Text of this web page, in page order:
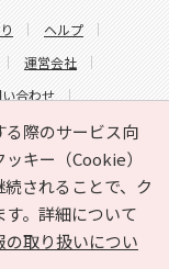
る際のサービス向
キー（Cookie）
されることで、ク
。詳細について
の取り扱いについ
ヘルプ
運営会社
合わせ
せ